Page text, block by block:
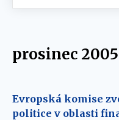
prosinec 2005
Evropská komise
politice v oblasti